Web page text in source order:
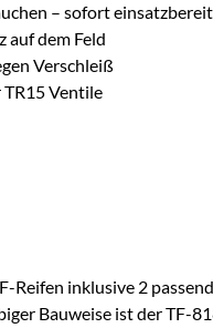
– sofort einsatzbereit
auf dem Feld
Verschleiß
TR15 Ventile
Reifen inklusive 2
Bauweise ist der TF-